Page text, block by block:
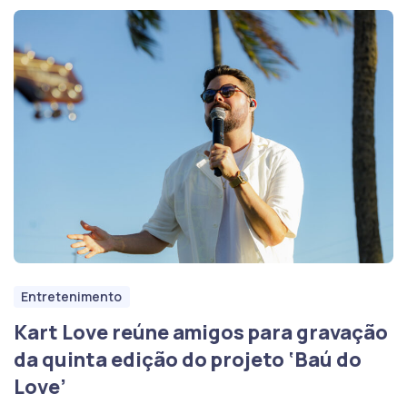
Entretenimento
Kart Love reúne amigos para gravação
da quinta edição do projeto ‘Baú do
Love’